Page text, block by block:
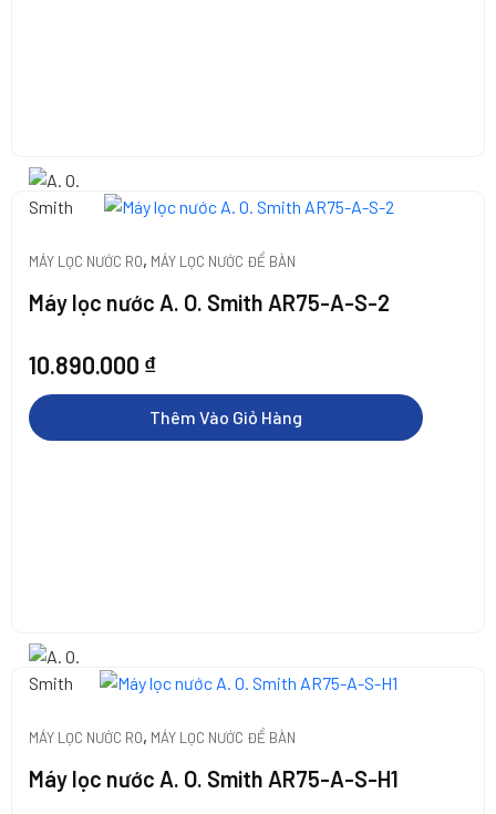
MÁY LỌC NƯỚC RO, MÁY LỌC NƯỚC ĐỂ BÀN
Máy lọc nước A. O. Smith AR75-A-S-2
10.890.000 ₫
Thêm Vào Giỏ Hàng
MÁY LỌC NƯỚC RO, MÁY LỌC NƯỚC ĐỂ BÀN
Máy lọc nước A. O. Smith AR75-A-S-H1